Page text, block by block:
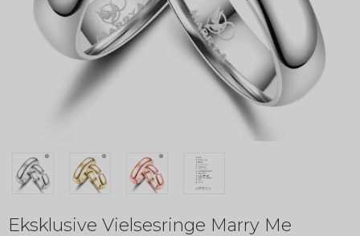
Eksklusive Vielsesringe Marry Me